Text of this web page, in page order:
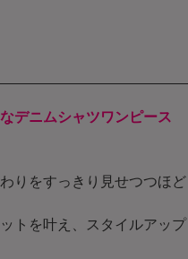
デニムシャツワンピース
りをすっきり見せつつほど
トを叶え、スタイルアップ